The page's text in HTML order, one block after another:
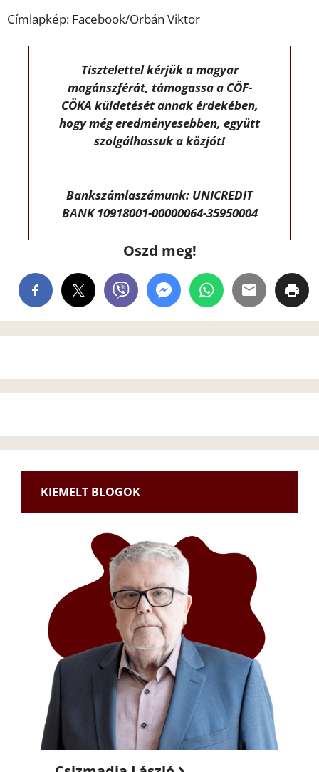
Címlapkép: Facebook/Orbán Viktor
Tisztelettel kérjük a magyar
magánszférát, támogassa a CÖF-
CÖKA küldetését annak érdekében,
hogy még eredményesebben, együtt
szolgálhassuk a közjót!
Bankszámlaszámunk: UNICREDIT
BANK 10918001-00000064-35950004
Oszd meg!
KIEMELT BLOGOK